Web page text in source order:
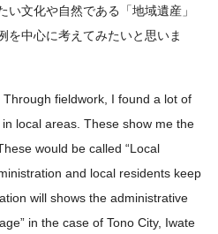
い文化や自然である「地域遺産」
を中心に考えてみたいと思いま
fieldwork, I found a lot of
local areas. These show me the
would be called “Local
and local residents keep
will shows the administrative
in the case of Tono City, Iwate